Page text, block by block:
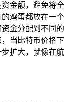
金额，避免将全
鸡蛋都放在一个
金分配到不同的
当比特币价格下
扩大，就像在航